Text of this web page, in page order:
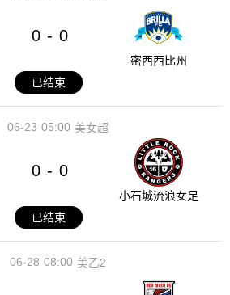
0 - 0
密西西比州
已结束
05:00
06-23 美女超
0 - 0
小石城流浪女足
已结束
08:00
06-28 美乙2